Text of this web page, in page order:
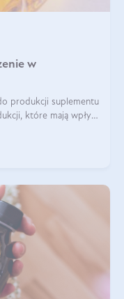
w
produkcji suplementu
które mają wpływ